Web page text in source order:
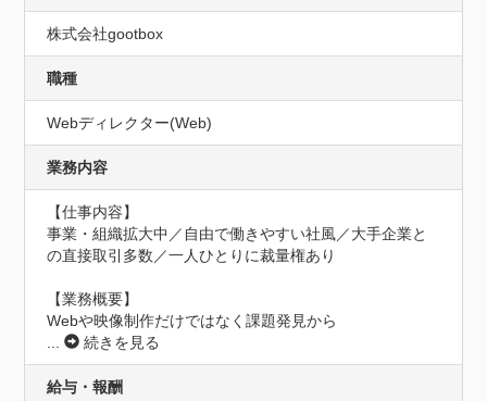
株式会社gootbox
職種
Webディレクター(Web)
業務内容
【仕事内容】
事業・組織拡大中／自由で働きやすい社風／大手企業と
の直接取引多数／一人ひとりに裁量権あり
【業務概要】
Webや映像制作だけではなく課題発見から
...
続きを見る
給与・報酬